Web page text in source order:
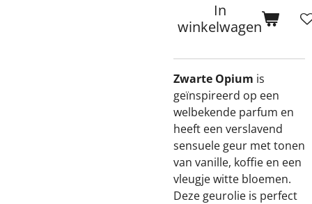
In
winkelwagen
Zwarte Opium is
geïnspireerd op een
welbekende parfum en
heeft een verslavend
sensuele geur met tonen
van vanille, koffie en een
vleugje witte bloemen.
Deze geurolie is perfect